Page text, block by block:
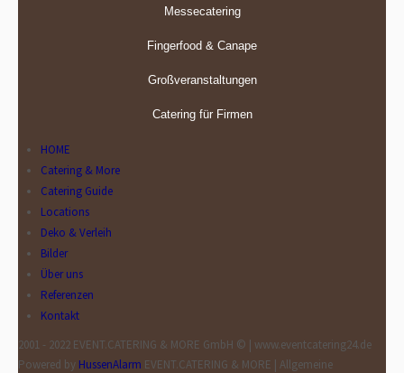
Messecatering
Fingerfood & Canape
Großveranstaltungen
Catering für Firmen
HOME
Catering & More
Catering Guide
Locations
Deko & Verleih
Bilder
Über uns
Referenzen
Kontakt
2001 - 2022 EVENT.CATERING & MORE GmbH © | www.eventcatering24.de
Powered by HussenAlarm EVENT.CATERING & MORE | Allgemeine